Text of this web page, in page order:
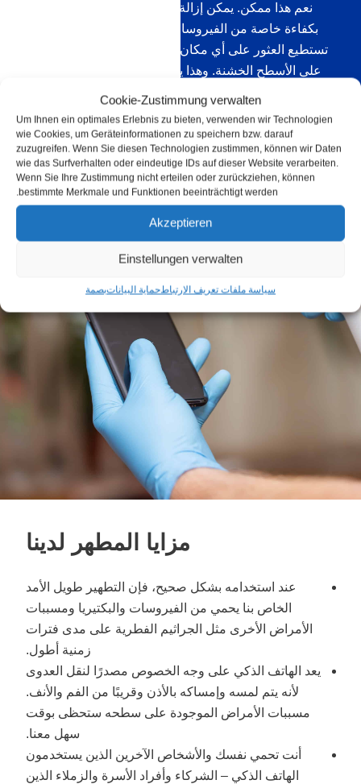
Cookie-Zustimmung verwalten
Um Ihnen ein optimales Erlebnis zu bieten, verwenden wir Technologien
wie Cookies, um Geräteinformationen zu speichern bzw. darauf
zuzugreifen. Wenn Sie diesen Technologien zustimmen, können wir Daten
wie das Surfverhalten oder eindeutige IDs auf dieser Website verarbeiten.
Wenn Sie Ihre Zustimmung nicht erteilen oder zurückziehen, können
bestimmte Merkmale und Funktionen beeinträchtigt werden.
Akzeptieren
Einstellungen verwalten
سياسة ملفات تعريف الارتباطحماية البياناتبصمة
نعم هذا ممكن. يمكن إزالة السطح الأملس للهاتف الذكي
بكفاءة خاصة من الفيروسات والبكتيريا لأن الميكروبات لا
تستطيع العثور على أي مكان يمكنها “الاختباء” فيه كما تفعل
على الأسطح الخشنة. وهذا يعني أن مطهرنا ممتاز في قتل
مزايا المطهر لدينا
عند استخدامه بشكل صحيح، فإن التطهير طويل الأمد
الخاص بنا يحمي من الفيروسات والبكتيريا ومسببات
الأمراض الأخرى مثل الجراثيم الفطرية على مدى فترات
زمنية أطول.
يعد الهاتف الذكي على وجه الخصوص مصدرًا لنقل العدوى
لأنه يتم لمسه وإمساكه بالأذن وقريبًا من الفم والأنف.
مسببات الأمراض الموجودة على سطحه ستحظى بوقت
سهل معنا.
أنت تحمي نفسك والأشخاص الآخرين الذين يستخدمون
الهاتف الذكي – الشركاء وأفراد الأسرة والزملاء الذين